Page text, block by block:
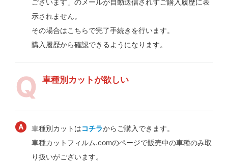
ございます」のメールが自動送信されずご購入履歴に表
示されません。
その場合はこちらで完了手続きを行います。
購入履歴から確認できるようになります。
車種別カットが欲しい
車種別カットはコチラからご購入できます。
車種カットフィルム.comのページで販売中の車種のみ取
り扱いがございます。